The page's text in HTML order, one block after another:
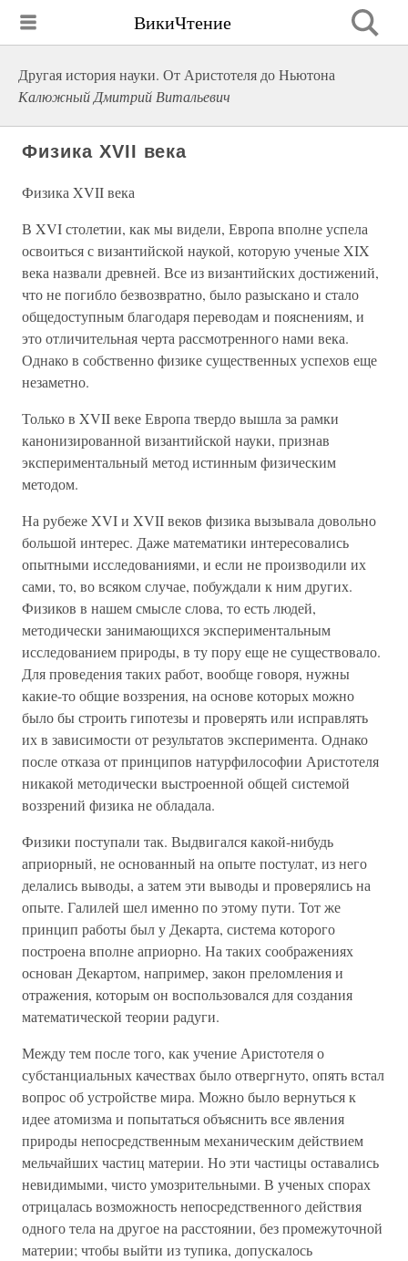
ВикиЧтение
Другая история науки. От Аристотеля до Ньютона
Калюжный Дмитрий Витальевич
Физика XVII века
Физика XVII века
В XVI столетии, как мы видели, Европа вполне успела
освоиться с византийской наукой, которую ученые XIX
века назвали древней. Все из византийских достижений,
что не погибло безвозвратно, было разыскано и стало
общедоступным благодаря переводам и пояснениям, и
это отличительная черта рассмотренного нами века.
Однако в собственно физике существенных успехов еще
незаметно.
Только в XVII веке Европа твердо вышла за рамки
канонизированной византийской науки, признав
экспериментальный метод истинным физическим
методом.
На рубеже XVI и XVII веков физика вызывала довольно
большой интерес. Даже математики интересовались
опытными исследованиями, и если не производили их
сами, то, во всяком случае, побуждали к ним других.
Физиков в нашем смысле слова, то есть людей,
методически занимающихся экспериментальным
исследованием природы, в ту пору еще не существовало.
Для проведения таких работ, вообще говоря, нужны
какие-то общие воззрения, на основе которых можно
было бы строить гипотезы и проверять или исправлять
их в зависимости от результатов эксперимента. Однако
после отказа от принципов натурфилософии Аристотеля
никакой методически выстроенной общей системой
воззрений физика не обладала.
Физики поступали так. Выдвигался какой-нибудь
априорный, не основанный на опыте постулат, из него
делались выводы, а затем эти выводы и проверялись на
опыте. Галилей шел именно по этому пути. Тот же
принцип работы был у Декарта, система которого
построена вполне априорно. На таких соображениях
основан Декартом, например, закон преломления и
отражения, которым он воспользовался для создания
математической теории радуги.
Между тем после того, как учение Аристотеля о
субстанциальных качествах было отвергнуто, опять встал
вопрос об устройстве мира. Можно было вернуться к
идее атомизма и попытаться объяснить все явления
природы непосредственным механическим действием
мельчайших частиц материи. Но эти частицы оставались
невидимыми, чисто умозрительными. В ученых спорах
отрицалась возможность непосредственного действия
одного тела на другое на расстоянии, без промежуточной
материи; чтобы выйти из тупика, допускалось